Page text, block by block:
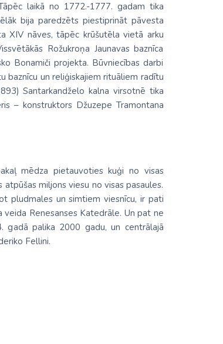
laikā no 1772.-1777. gadam tika
bija paredzēts piestiprināt pāvesta
XIV nāves, tāpēc krūšutēla vietā arku
Rožukroņa Jaunavas baznīca
Bonamiči projekta. Būvniecības darbi
baznīcu un reliģiskajiem rituāliem radītu
Santarkandželo kalna virsotnē tika
– konstruktors Džuzepe Tramontana
mēdza pietauvoties kuģi no visas
miljons viesu no visas pasaules.
pludmales un simtiem viesnīcu, ir pati
Renesanses Katedrāle. Un pat ne
gadā palika 2000 gadu, un centrālajā
Fellini.